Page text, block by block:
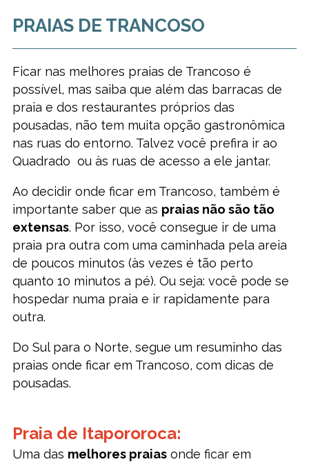
PRAIAS DE TRANCOSO
Ficar nas melhores praias de Trancoso é
possível, mas saiba que além das barracas de
praia e dos restaurantes próprios das
pousadas, não tem muita opção gastronômica
nas ruas do entorno. Talvez você prefira ir ao
Quadrado ou às ruas de acesso a ele jantar.
Ao decidir onde ficar em Trancoso, também é
importante saber que as praias não são tão
extensas. Por isso, você consegue ir de uma
praia pra outra com uma caminhada pela areia
de poucos minutos (às vezes é tão perto
quanto 10 minutos a pé). Ou seja: você pode se
hospedar numa praia e ir rapidamente para
outra.
Do Sul para o Norte, segue um resuminho das
praias onde ficar em Trancoso, com dicas de
pousadas.
Praia de Itapororoca:
Uma das melhores praiasonde ficar em